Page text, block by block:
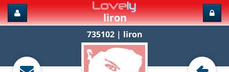
liron
liron‏ | 735102